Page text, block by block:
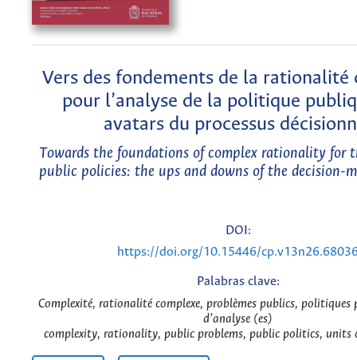
Vers des fondements de la rationalité
pour l’analyse de la politique
avatars du processus
Towards the foundations of complex rationality for
public policies: the ups and downs of the decision-
DOI:
https://doi.org/10.15446/
Palabras clave:
Complexité, rationalité complexe, problèmes publics, politiques
d’analyse (es)
complexity, rationality, public problems, public politics, units